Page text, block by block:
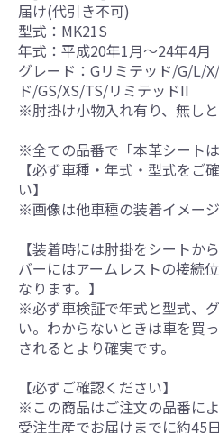
届け(代引き不可)
型式：MK21S
年式：平成20年1月～24年4月
グレード：Gリミテッド/G/L/
ド/GS/XS/TS/リミテッドII
※肘掛け小物入れ有り、無し
※全ての品番で「本革シートは
【必ず車種・年式・型式をご
い】
※画像は他車種の装着イメージ
【装着時には肘掛をシートか
バーにはアームレストの接続
なります。】
※必ず車検証で年式と型式、
い。わからないときは車を買
されるとより確実です。
【必ずご確認ください】
※この商品はご注文の品番に
受注生産でお届けまでに約45